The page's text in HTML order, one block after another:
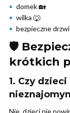
domek 🏡
wilka 🐺
bezpieczne drzwi
🛡️
krótkich
1. Czy
Nie, dzieci nie